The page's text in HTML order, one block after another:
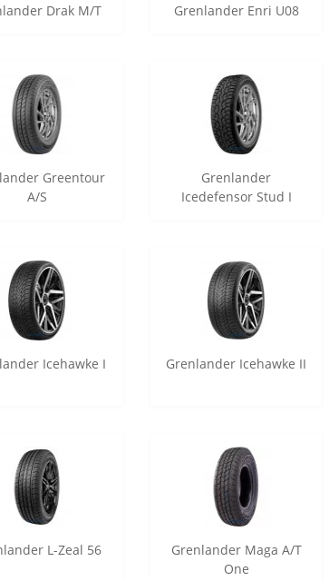
Drak M/T Grenlander Enri U08
Greentour
A/S
Grenlander
Icedefensor Stud I
Icehawke I Grenlander Icehawke II
L-Zeal 56
Grenlander Maga A/T
One